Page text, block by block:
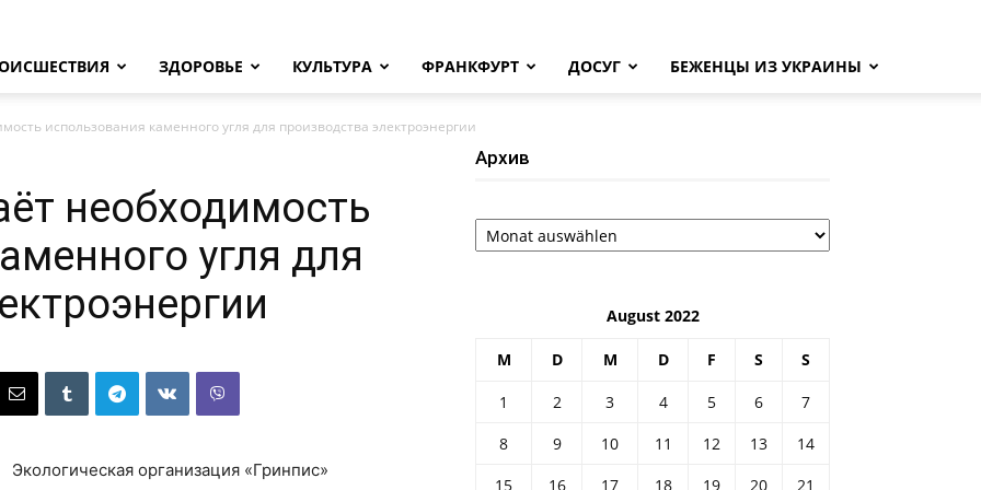
ЗДОРОВЬЕ КУЛЬТУРА ФРАНКФУРТ ДОСУГ БЕЖЕНЦЫ ИЗ УКРАИНЫ
использования каменного угля для производства электроэнергии
необходимость
угля для
Экологическая организация «Гринпис»
Архив
Архив
August 2022
M D M D F S S
1 2 3 4 5 6
7
8
9 10 11 12 13
14
15
16 17 18 19 20 21